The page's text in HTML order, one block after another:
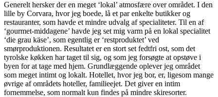
Generelt hersker der en meget ‘lokal’ atmosfære over området. I den
lille by Corvara, hvor jeg boede, lå et par enkelte butikker og
restauranter, som havde et mindre udvalg af specialiteter. Til en af
‘gourmet-middagene’ havde jeg set mig varm på en lokal specialitet
‘die grau käse’, som egentlig er ‘restproduktet’ ved
smørproduktionen. Resultatet er en stort set fedtfri ost, som det
tyrolske køkken har taget til sig, og som jeg forsøgte at opstøve i
byen for at tage med hjem. Grundlæggende oplever jeg området
som meget intimt og lokalt. Hotellet, hvor jeg bor, er, ligesom mange
øvrige af områdets hoteller, familieejet. Det giver en intim
fornemmelse, som normalt kun findes på mindre skiresorter.